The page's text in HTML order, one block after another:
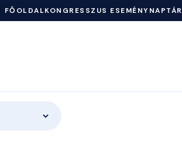
FŐOLDALKONGRESSZUS ESEMÉNYNAPTÁR